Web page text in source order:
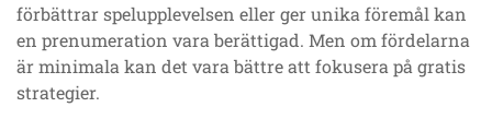
förbättrar spelupplevelsen eller ger unika föremål kan
en prenumeration vara berättigad. Men om fördelarna
är minimala kan det vara bättre att fokusera på gratis
strategier.